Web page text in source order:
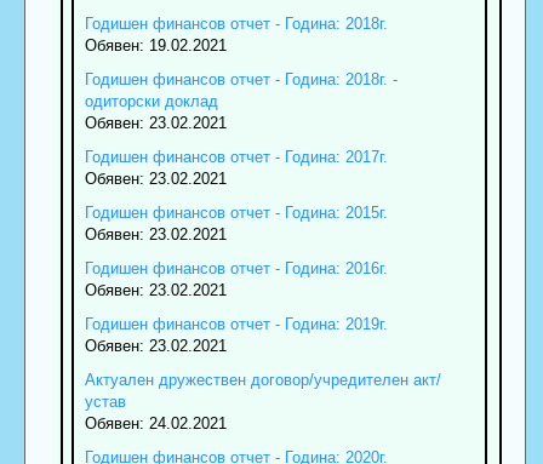
Годишен финансов отчет - Година: 2018г.
Обявен: 19.02.2021
Годишен финансов отчет - Година: 2018г. -
одиторски доклад
Обявен: 23.02.2021
Годишен финансов отчет - Година: 2017г.
Обявен: 23.02.2021
Годишен финансов отчет - Година: 2015г.
Обявен: 23.02.2021
Годишен финансов отчет - Година: 2016г.
Обявен: 23.02.2021
Годишен финансов отчет - Година: 2019г.
Обявен: 23.02.2021
Актуален дружествен договор/учредителен акт/
устав
Обявен: 24.02.2021
Годишен финансов отчет - Година: 2020г.